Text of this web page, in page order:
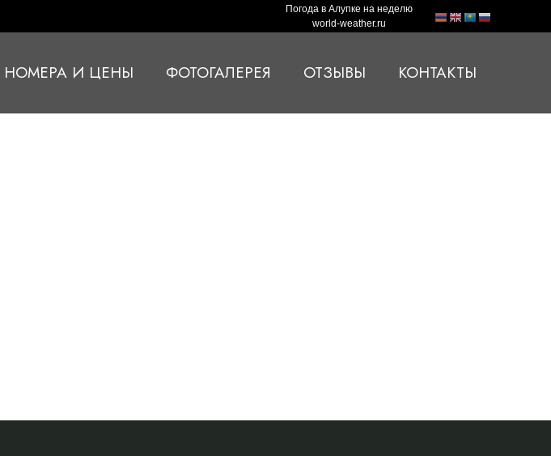
Погода в Алупке на неделю
world-weather.ru
НОМЕРА И ЦЕНЫ ФОТОГАЛЕРЕЯ ОТЗЫВЫ КОНТАКТЫ